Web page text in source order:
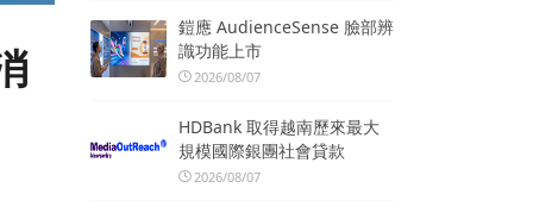
鎧應 AudienceSense 臉部辨
識功能上市
2026/08/07
HDBank 取得越南歷來最大
規模國際銀團社會貸款
2026/08/07